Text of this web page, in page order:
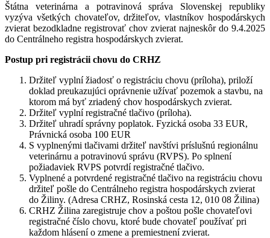
Štátna veterinárna a potravinová správa Slovenskej republiky
vyzýva všetkých chovateľov, držiteľov, vlastníkov hospodárskych
zvierat bezodkladne registrovať chov zvierat najneskôr do 9.4.2025
do Centrálneho registra hospodárskych zvierat.
Postup pri registrácii chovu do CRHZ
Držiteľ vyplní žiadosť o registráciu chovu (príloha), priloží
doklad preukazujúci oprávnenie užívať pozemok a stavbu, na
ktorom má byť zriadený chov hospodárskych zvierat.
Držiteľ vyplní registračné tlačivo (príloha).
Držiteľ uhradí správny poplatok. Fyzická osoba 33 EUR,
Právnická osoba 100 EUR
S vyplnenými tlačivami držiteľ navštívi príslušnú regionálnu
veterinárnu a potravinovú správu (RVPS). Po splnení
požiadaviek RVPS potvrdí registračné tlačivo.
Vyplnené a potvrdené registračné tlačivo na registráciu chovu
držiteľ pošle do Centrálneho registra hospodárskych zvierat
do Žiliny. (Adresa CRHZ, Rosinská cesta 12, 010 08 Žilina)
CRHZ Žilina zaregistruje chov a poštou pošle chovateľovi
registračné číslo chovu, ktoré bude chovateľ používať pri
každom hlásení o zmene a premiestnení zvierat.